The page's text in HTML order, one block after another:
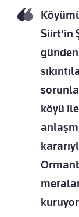
Siirt'in
günden
köyü